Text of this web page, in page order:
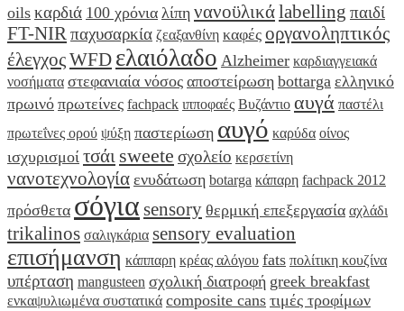
oils καρδιά 100 χρόνια λίπη νανοϋλικάlabelling παιδί
FT-NIR παχυσαρκία ζεαξανθίνη καφές οργανοληπτικός
έλεγχοςWFD ελαιόλαδο Alzheimer καρδιαγγειακά
νοσήματα στεφανιαία νόσος αποστείρωση bottarga ελληνικό
πρωινό πρωτείνες fachpack ιπποφαές Βυζάντιο αυγά παστέλι
πρωτεΐνες ορού ψύξη παστερίωση αυγό καρύδα οίνος
ισχυρισμοί τσάι sweete σχολείο κερσετίνη
νανοτεχνολογία ενυδάτωση botarga κάπαρη fachpack 2012
πρόσθετα σόγια sensory θερμική επεξεργασία αχλάδι
trikalinos σαλιγκάρια sensory evaluation
επισήμανση κάππαρη κρέας αλόγου fats πολίτικη κουζίνα
υπέρταση mangusteen σχολική διατροφή greek breakfast
ενκαψυλιωμένα συστατικά composite cans τιμές τροφίμων